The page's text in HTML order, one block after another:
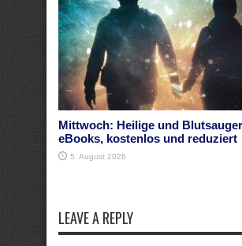
Mittwoch: Heilige und
eBooks, kostenlos und reduziert
5. August 2026
LEAVE A REPLY